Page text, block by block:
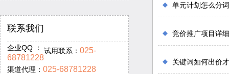
联系我们
企业QQ ： 试用联系： 025-
68781228
渠道代理： 025-68781228
单元计划怎么分词
竞价推广项目详
关键词如何出价